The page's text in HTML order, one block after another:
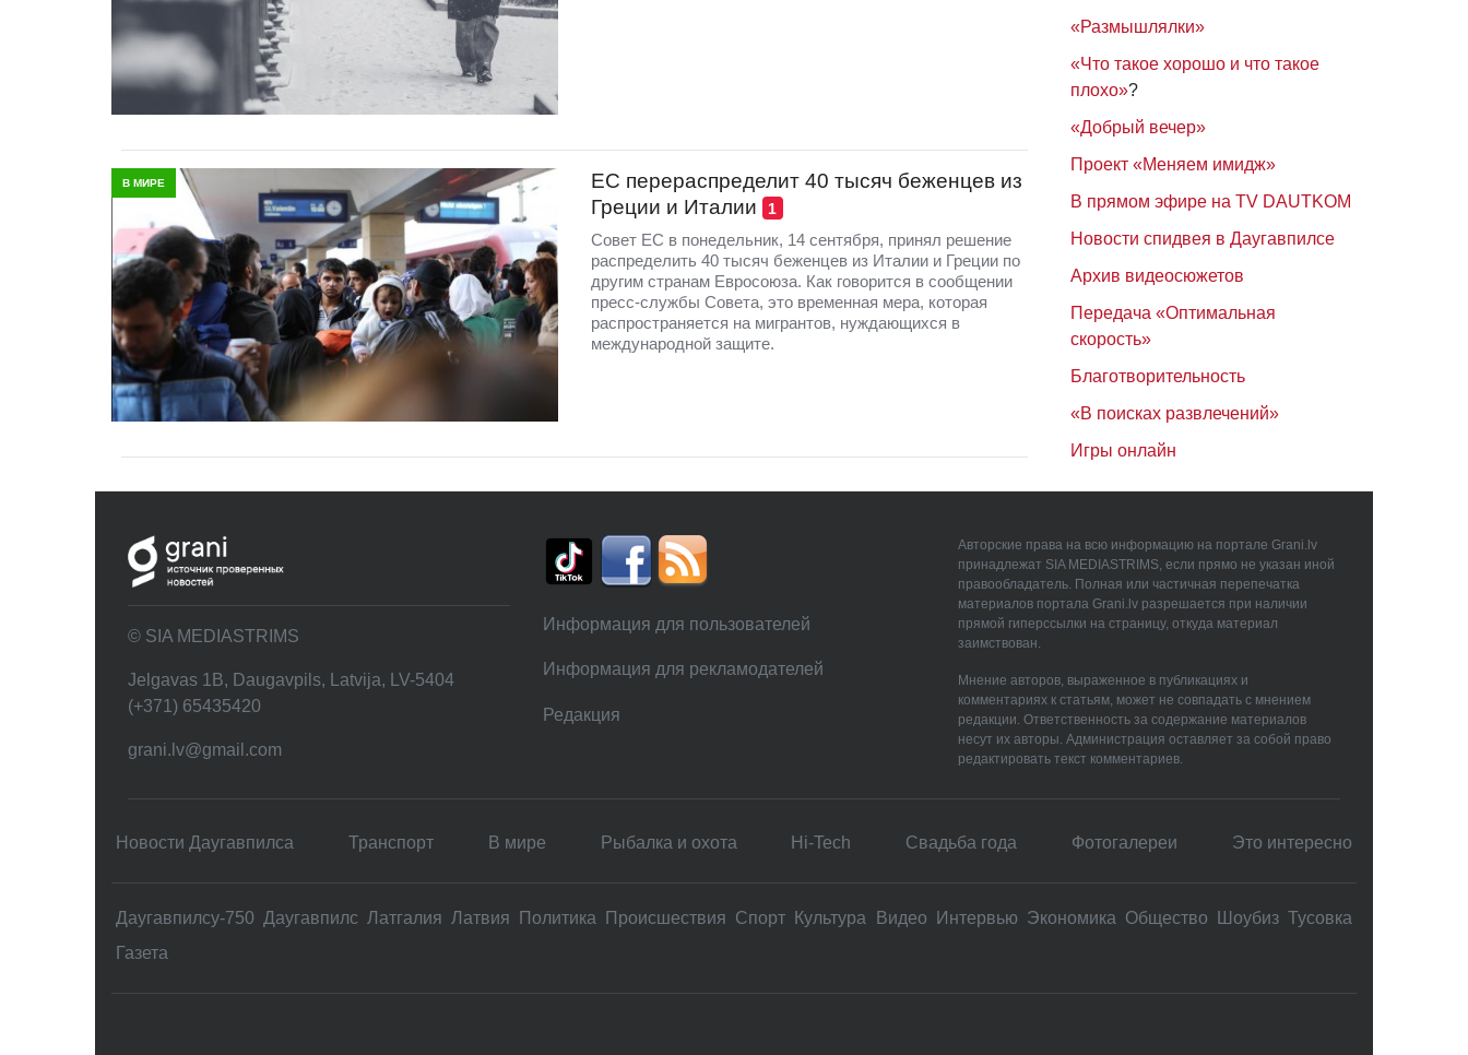
В МИРЕ
ЕС перераспределит 40 тысяч беженцев из
Греции и Италии
1
Совет ЕС в понедельник, 14 сентября, принял решение
распределить 40 тысяч беженцев из Италии и Греции по
другим странам Евросоюза. Как говорится в сообщении
пресс-службы Совета, это временная мера, которая
распространяется на мигрантов, нуждающихся в
международной защите.
«Размышлялки»
«Что такое хорошо и что такое
плохо»?
«Добрый вечер»
Проект «Меняем имидж»
В прямом эфире на TV DAUTKOM
Новости спидвея в Даугавпилсе
Архив видеосюжетов
Передача «Оптимальная
скорость»
Благотворительность
«В поисках развлечений»
Игры онлайн
© SIA MEDIASTRIMS
Jelgavas 1B, Daugavpils, Latvija, LV-5404
(+371) 65435420
grani.lv@gmail.com
Информация для пользователей
Информация для рекламодателей
Редакция
Авторские права на всю информацию на портале Grani.lv
принадлежат SIA MEDIASTRIMS, если прямо не указан иной
правообладатель. Полная или частичная перепечатка
материалов портала Grani.lv разрешается при наличии
прямой гиперссылки на страницу, откуда материал
заимствован.
Мнение авторов, выраженное в публикациях и
комментариях к статьям, может не совпадать с мнением
редакции. Ответственность за содержание материалов
несут их авторы. Администрация оставляет за собой право
редактировать текст комментариев.
Новости Даугавпилса Транспорт В мире Рыбалка и охота Hi-Tech Свадьбa года Фотогалереи Это интересно
Даугавпилсу-750 Даугавпилс Латгалия Латвия Политика Происшествия Спорт Культура Видео Интервью Экономика Общество Шоубиз Тусовка
Газета